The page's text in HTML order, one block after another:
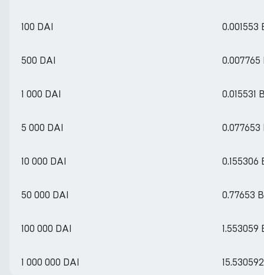
100 DAI 0.001553
500 DAI 0.007765
1 000 DAI 0.015531
5 000 DAI 0.077653
10 000 DAI 0.155306
50 000 DAI 0.77653
100 000 DAI 1.553059
1 000 000 DAI